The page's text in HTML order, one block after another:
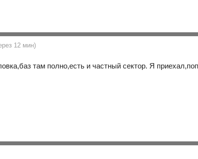
12 мин)
там полно,есть и частный сектор. Я